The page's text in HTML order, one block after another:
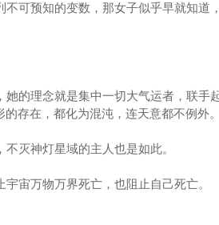
可预知的变数，那女子似乎早就知道
的理念就是集中一切大气运者，联手
存在，都化为混沌，连天意都不例外。
灭神灯星域的主人也是如此。
宙万物万界死亡，也阻止自己死亡。